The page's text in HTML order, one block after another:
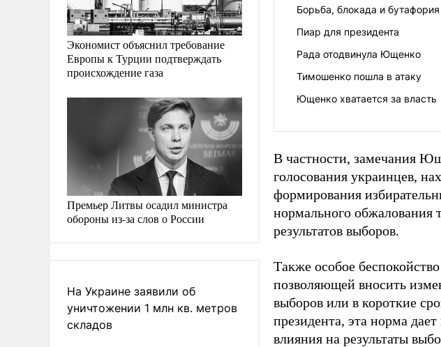
Экономист объяснил требование
Европы к Турции подтверждать
происхождение газа
Премьер Литвы осадил министра
обороны из-за слов о России
На Украине заявили об
уничтожении 1 млн кв. метров
складов
Борьба, блокада и бутафория
Пиар для президента
Рада отодвинула Ющенко
Тимошенко пошла в атаку
Ющенко хватается за власть
В частности, замечания
голосования украинцев,
формирования
нормального обжалования
результатов выборов.
Также особое
позволяющей вносить
выборов или в короткие
президента, эта норма
влияния на результаты